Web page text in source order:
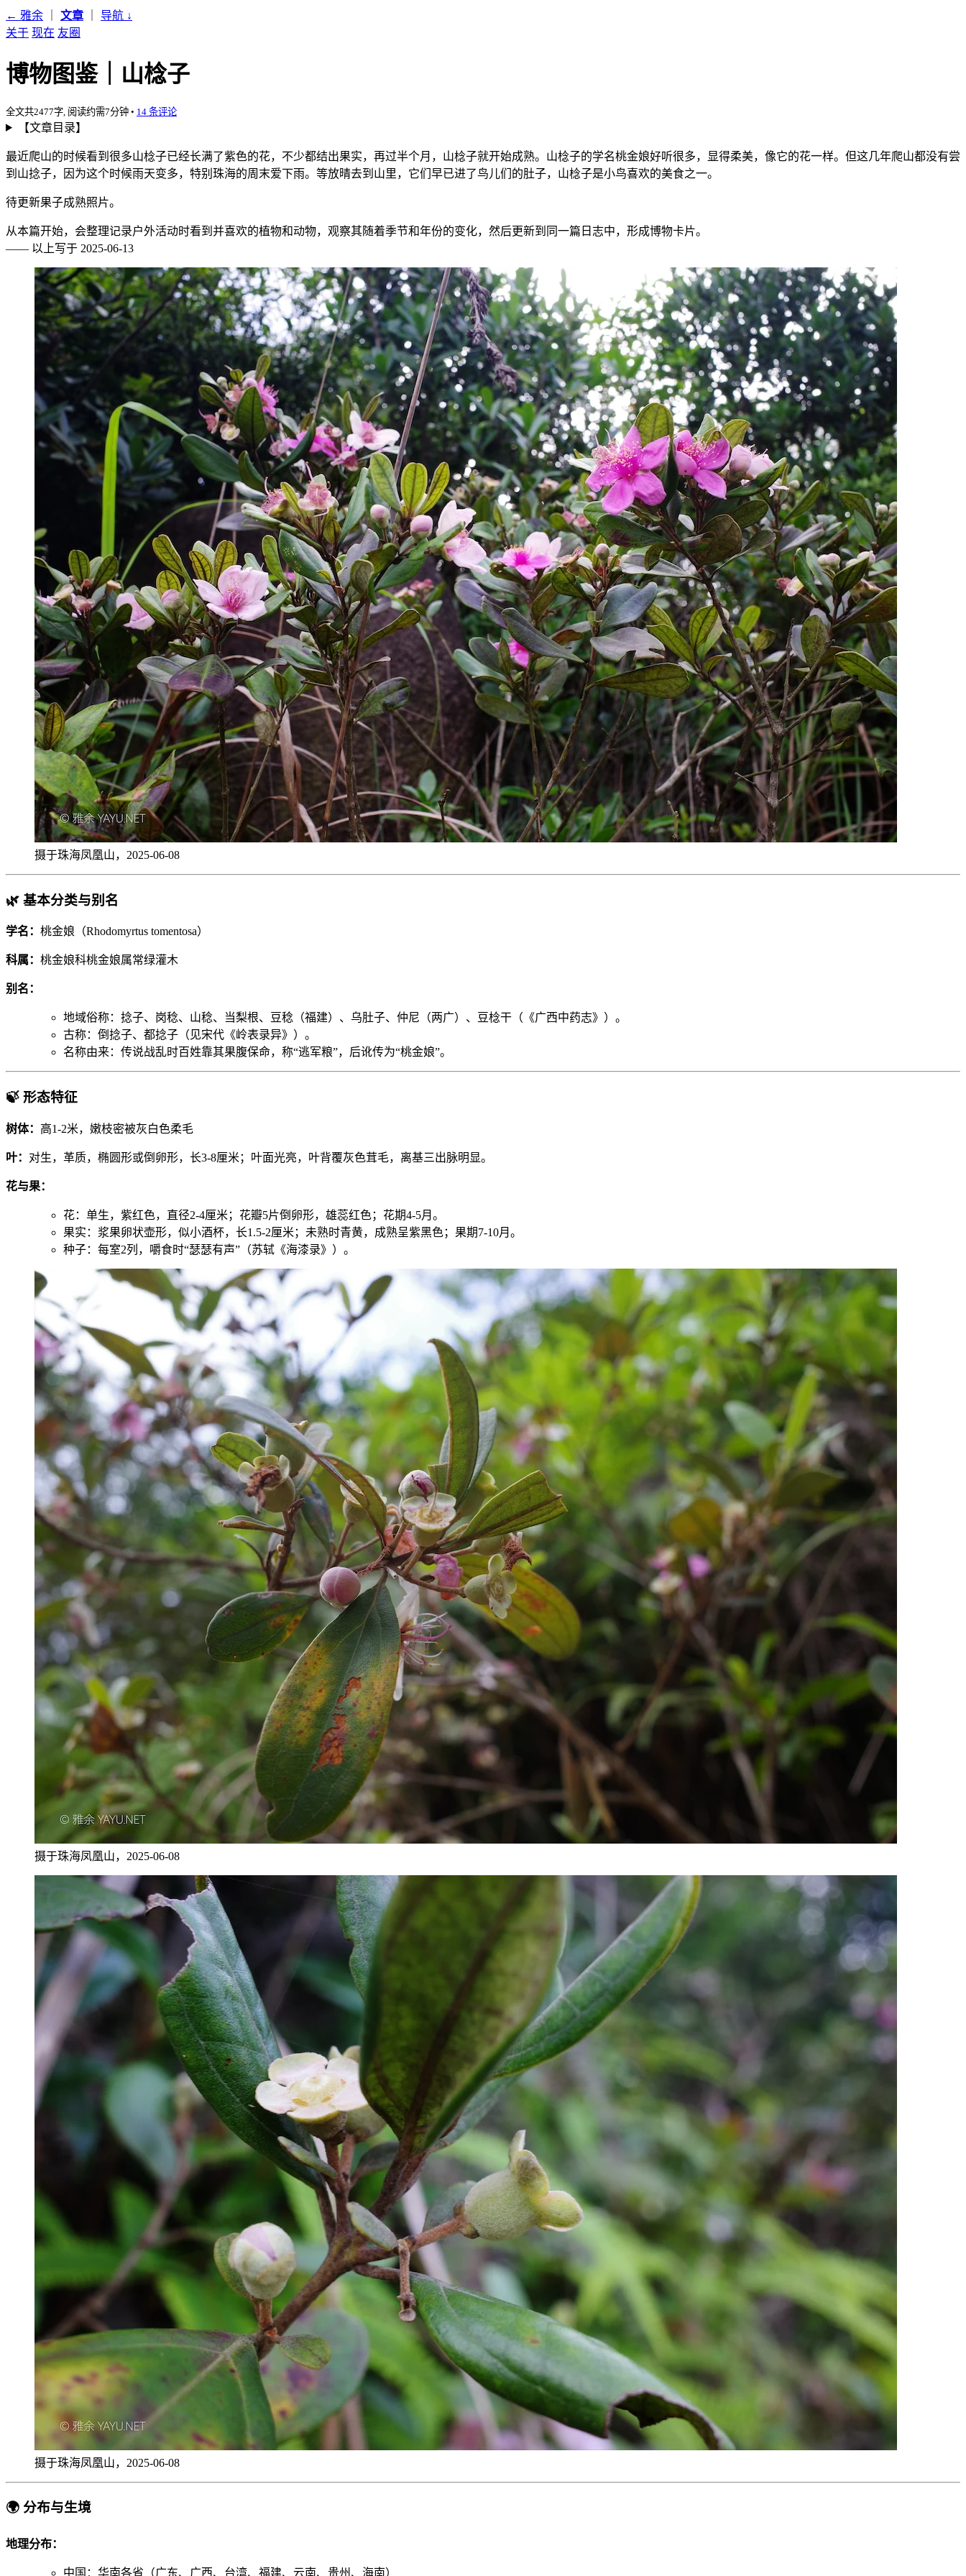
← 雅余 文章 导航 ↓
关于 现在 友圈
博物图鉴｜山棯子
全文共2477字, 阅读约需7分钟 • 14 条评论
【文章目录】
最近爬山的时候看到很多山棯子已经长满了紫色的花，不少都结出果实，再过半个月，山棯子就开始成熟。山棯子的学名桃金娘好听很多，显得柔美，像它的花一样。但这几年爬山都没有尝
到山捻子，因为这个时候雨天变多，特别珠海的周末爱下雨。等放晴去到山里，它们早已进了鸟儿们的肚子，山棯子是小鸟喜欢的美食之一。
待更新果子成熟照片。
从本篇开始，会整理记录户外活动时看到并喜欢的植物和动物，观察其随着季节和年份的变化，然后更新到同一篇日志中，形成博物卡片。
—— 以上写于 2025-06-13
摄于珠海凤凰山，2025-06-08
🌿 基本分类与别名
学名： 桃金娘（Rhodomyrtus tomentosa）
科属： 桃金娘科桃金娘属常绿灌木
别名：
地域俗称：捻子、岗稔、山稔、当梨根、豆稔（福建）、乌肚子、仲尼（两广）、豆棯干（《广西中药志》）。
古称：倒捻子、都捻子（见宋代《岭表录异》）。
名称由来：传说战乱时百姓靠其果腹保命，称“逃军粮”，后讹传为“桃金娘”。
🍃 形态特征
树体： 高1-2米，嫩枝密被灰白色柔毛
叶： 对生，革质，椭圆形或倒卵形，长3-8厘米；叶面光亮，叶背覆灰色茸毛，离基三出脉明显。
花与果：
花：单生，紫红色，直径2-4厘米；花瓣5片倒卵形，雄蕊红色；花期4-5月。
果实：浆果卵状壶形，似小酒杯，长1.5-2厘米；未熟时青黄，成熟呈紫黑色；果期7-10月。
种子：每室2列，嚼食时“瑟瑟有声”（苏轼《海漆录》）。
摄于珠海凤凰山，2025-06-08
摄于珠海凤凰山，2025-06-08
🌍 分布与生境
地理分布：
中国：华南各省（广东、广西、台湾、福建、云南、贵州、海南）